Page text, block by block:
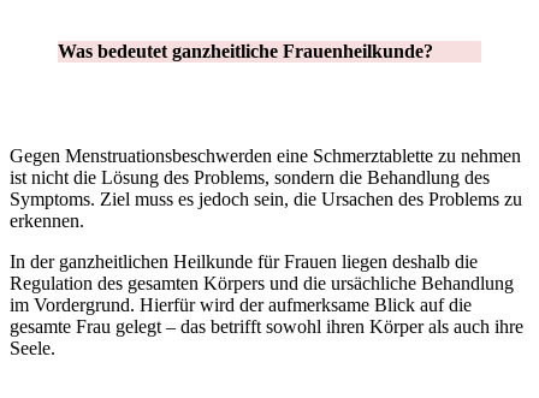
Was bedeutet ganzheitliche Frauenheilkunde?
Gegen Menstruationsbeschwerden eine Schmerztablette zu nehmen
ist nicht die Lösung des Problems, sondern die Behandlung des
Symptoms. Ziel muss es jedoch sein, die Ursachen des Problems zu
erkennen.
In der ganzheitlichen Heilkunde für Frauen liegen deshalb die
Regulation des gesamten Körpers und die ursächliche Behandlung
im Vordergrund. Hierfür wird der aufmerksame Blick auf die
gesamte Frau gelegt – das betrifft sowohl ihren Körper als auch ihre
Seele.